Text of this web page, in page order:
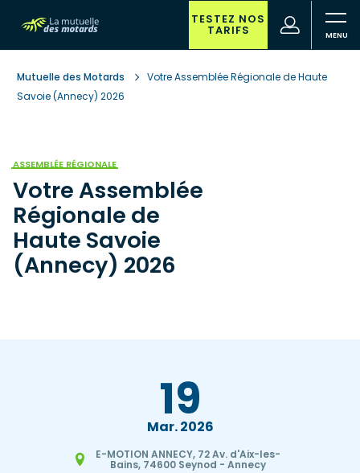
contenu
principal recherche
TESTEZ NOS
TARIFS
(nouvelle
fenêtre)
Mutuelle des Motards
Votre Assemblée Régionale de Haute
Savoie (Annecy) 2026
ASSEMBLÉE RÉGIONALE
Votre Assemblée
Régionale de
Haute Savoie
(Annecy) 2026
19
Mar 2026
E-MOTION ANNECY, 72 Av. d'Aix-les-
Bains, 74600 Seynod - Annecy